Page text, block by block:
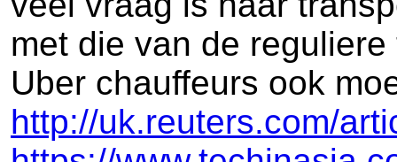
met die van de
Uber chauffeurs ook
http://uk.reuters.com/